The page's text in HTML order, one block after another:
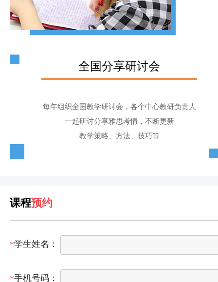
全国分享研讨会
每年组织全国教学研讨会，各个中心教研负责人
一起研讨分享雅思考情，不断更新
教学策略、方法、技巧等
课程预约
*学生姓名：
*手机号码：